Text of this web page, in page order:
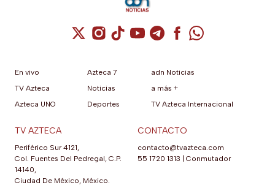
Cuenta de X / Twitter (se abre en una
Cuenta de Instagram (se abre en una
Cuenta de TikTok (se abre en
Cuenta de YouTube (se abre
Cuenta de Telegram (se
Cuenta de
Cuenta de
En vivo
TV Azteca
Azteca UNO
Azteca 7
Noticias
Deportes
adn Noticias
a más +
TV Azteca Internacional
TV AZTECA
Periférico Sur 4121,
Col. Fuentes Del Pedregal, C.P.
14140,
Ciudad De México, México.
CONTACTO
contacto@tvazteca.com
55 1720 1313
Conmutador